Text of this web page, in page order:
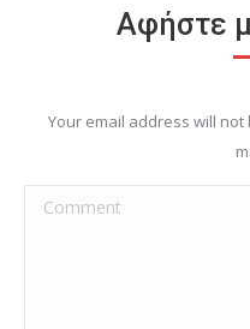
Αφήστε
Your email address will
Comment